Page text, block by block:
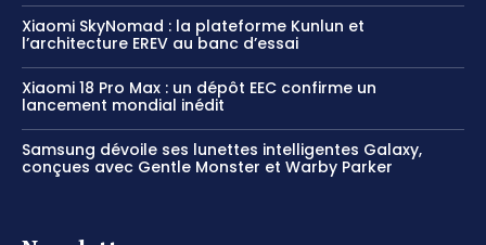
Xiaomi SkyNomad : la plateforme Kunlun et
l’architecture EREV au banc d’essai
Xiaomi 18 Pro Max : un dépôt EEC confirme un
lancement mondial inédit
Samsung dévoile ses lunettes intelligentes Galaxy,
conçues avec Gentle Monster et Warby Parker